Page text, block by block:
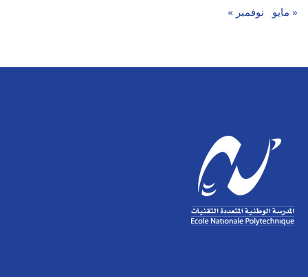
« مايو نوفمبر »